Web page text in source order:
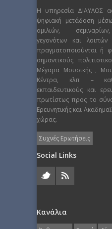
Η υπηρεσία ΔΙΑΥΛΟΣ
ψηφιακή μετάδοση
ομιλιών,
γεγονότων και
πραγματοποιούνται ή
σημαντικούς
Μέγαρα Μουσικής ,
Κέντρα, κλπ –
εκπαιδευτικούς και
πρωτίστως προς το
Ερευνητικής και
χώρας.
Συχνές Ερωτήσεις
Social Links
Κανάλια